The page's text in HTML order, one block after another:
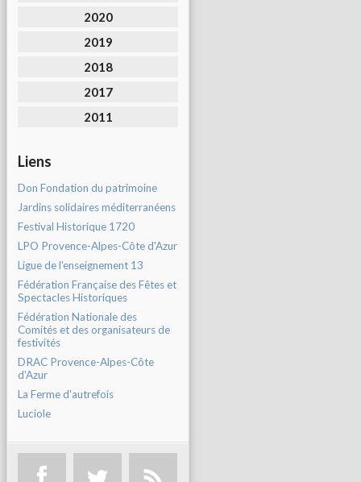
2020
2019
2018
2017
2011
Liens
Don Fondation du patrimoine
Jardins solidaires méditerranéens
Festival Historique 1720
LPO Provence-Alpes-Côte d'Azur
Ligue de l'enseignement 13
Fédération Française des Fêtes et
Spectacles Historiques
Fédération Nationale des
Comités et des organisateurs de
festivités
DRAC Provence-Alpes-Côte
d'Azur
La Ferme d'autrefois
Luciole